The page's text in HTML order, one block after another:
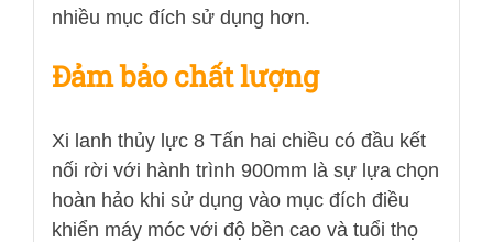
nhiều mục đích sử dụng hơn.
Đảm bảo chất lượng
Xi lanh thủy lực 8 Tấn hai chiều có đầu kết
nối rời với hành trình 900mm là sự lựa chọn
hoàn hảo khi sử dụng vào mục đích điều
khiển máy móc với độ bền cao và tuổi thọ